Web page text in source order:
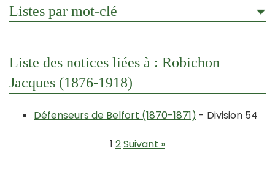
Listes par mot-clé
Liste des notices liées à : Robichon
Jacques (1876-1918)
Défenseurs de Belfort (1870-1871) - Division 54
1 2Suivant »